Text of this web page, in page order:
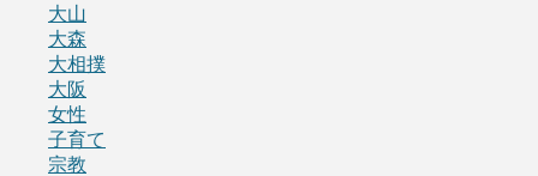
大山
大森
大相撲
大阪
女性
子育て
宗教